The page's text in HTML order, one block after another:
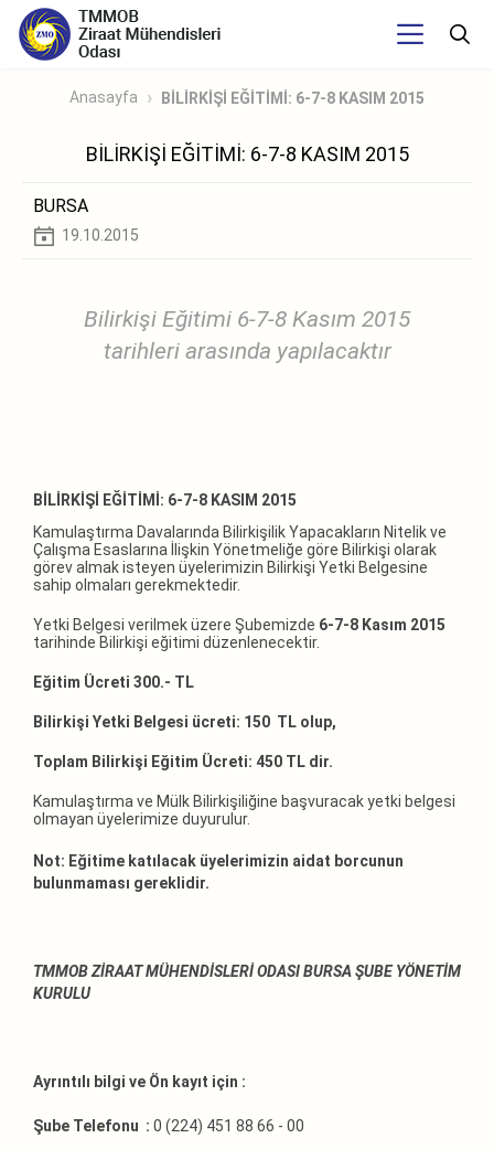
Anasayfa BİLİRKİŞİ EĞİTİMİ: 6-7-8 KASIM 2015
BİLİRKİŞİ EĞİTİMİ: 6-7-8 KASIM 2015
BURSA
19.10.2015
Bilirkişi Eğitimi 6-7-8 Kasım 2015
tarihleri arasında yapılacaktır
BİLİRKİŞİ EĞİTİMİ: 6-7-8 KASIM 2015
Kamulaştırma Davalarında Bilirkişilik Yapacakların Nitelik ve
Çalışma Esaslarına İlişkin Yönetmeliğe göre Bilirkişi olarak
görev almak isteyen üyelerimizin Bilirkişi Yetki Belgesine
sahip olmaları gerekmektedir.
Yetki Belgesi verilmek üzere Şubemizde 6-7-8 Kasım 2015
tarihinde Bilirkişi eğitimi düzenlenecektir.
Eğitim Ücreti 300.- TL
Bilirkişi Yetki Belgesi ücreti: 150 TL olup,
Toplam Bilirkişi Eğitim Ücreti: 450 TL dir.
Kamulaştırma ve Mülk Bilirkişiliğine başvuracak yetki belgesi
olmayan üyelerimize duyurulur.
Not: Eğitime katılacak üyelerimizin aidat borcunun
bulunmaması gereklidir.
TMMOB ZİRAAT MÜHENDİSLERİ ODASI BURSA ŞUBE YÖNETİM
KURULU
Ayrıntılı bilgi ve Ön kayıt için :
Şube Telefonu : 0 (224) 451 88 66 - 00